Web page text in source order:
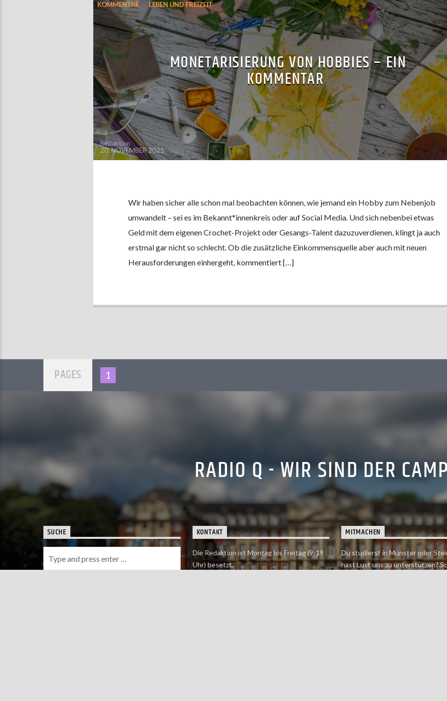
KOMMENTAR LEBEN UND FREIZEIT
MONETARISIERUNG VON HOBBIES – EIN
KOMMENTAR
Redaktion
20. NOVEMBER 2025
Wir haben sicher alle schon mal beobachten können, wie jemand ein Hobby zum Nebenjob
umwandelt – sei es im Bekannt*innenkreis oder auf Social Media. Und sich nebenbei etwas
Geld mit dem eigenen Crochet-Projekt oder Gesangs-Talent dazuzuverdienen, klingt ja auch
erstmal gar nicht so schlecht. Ob die zusätzliche Einkommensquelle aber auch mit neuen
Herausforderungen einhergeht, kommentiert […]
PAGES 1
RADIO Q - WIR SIND DER
SUCHE KONTAKT
Die Redaktion ist Montag bis Freitag (9-19
Uhr) besetzt.
MITMACHEN
Du studierst in Münster oder
hast Lust uns zu unterstützen?